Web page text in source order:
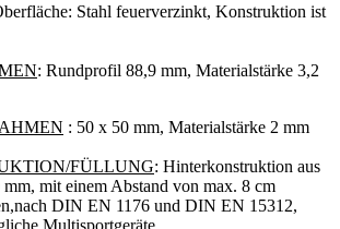
Stahl feuerverzinkt, Konstruktion ist
: Rundprofil 88,9 mm, Materialstärke 3,2
: 50 x 50 mm, Materialstärke 2 mm
FÜLLUNG: Hinterkonstruktion aus
mit einem Abstand von max. 8 cm
DIN EN 1176 und DIN EN 15312,
Multisportgeräte